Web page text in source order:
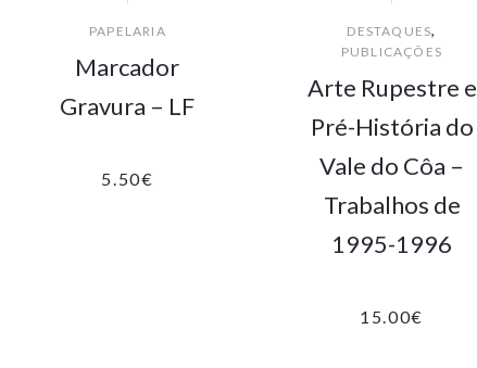
PAPELARIA
Marcador
Gravura – LF
5.50€
DESTAQUES,
PUBLICAÇÕES
Arte Rupestre e
Pré-História do
Vale do Côa –
Trabalhos de
1995-1996
15.00€